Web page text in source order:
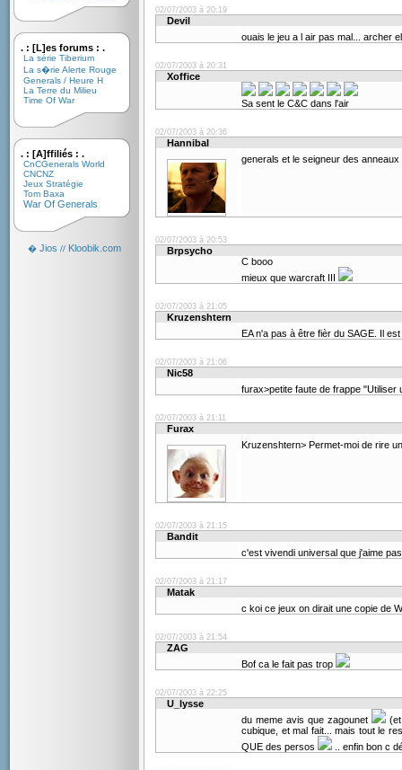
. : [L]es forums : .
La série Tiberium
La s�rie Alerte Rouge
Generals / Heure H
La Terre du Milieu
Time Of War
. : [A]ffiliés : .
CnCGenerals World
CNCNZ
Jeux Stratégie
Tom Baxa
War Of Generals
� Jios // Kloobik.com
02/07/2003 à 20:19
Devil
ouais le jeu a l air pas mal... archer
02/07/2003 à 20:31
Xoffice
Sa sent le C&C dans l'air
02/07/2003 à 20:36
Hannibal
generals et le seigneur des
02/07/2003 à 20:53
Brpsycho
C booo
mieux que warcraft III
02/07/2003 à 21:05
Kruzenshtern
EA n'a pas à être fièr du SAGE. Il
02/07/2003 à 21:06
Nic58
furax>petite faute de frappe
02/07/2003 à 21:11
Furax
Kruzenshtern> Permet-moi de rire
02/07/2003 à 21:15
Bandit
c'est vivendi universal que j'aime
02/07/2003 à 21:17
Matak
c koi ce jeux on dirait une copie de
02/07/2003 à 21:54
ZAG
Bof ca le fait pas trop
02/07/2003 à 22:25
U_lysse
du meme avis que zagounet
cubique, et mal fait... mais tout le
QUE des persos
.. enfin bon c